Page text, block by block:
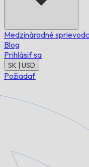
Medzinárodné
Blog
Prihlásiť sa
SK | USD
Požiadať